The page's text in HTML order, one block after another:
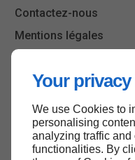
Your
We use Cookies to
personalising
analyzing traffic
functionalities. By
Contactez-nous
Mentions légales